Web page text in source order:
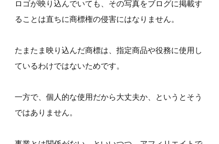
ロゴが映り込んでいても、その写真をブログに掲載す
ることは直ちに商標権の侵害にはなりません。
たまたま映り込んだ商標は、指定商品や役務に使用し
ているわけではないためです。
一方で、個人的な使用だから大丈夫か、というとそう
ではありません。